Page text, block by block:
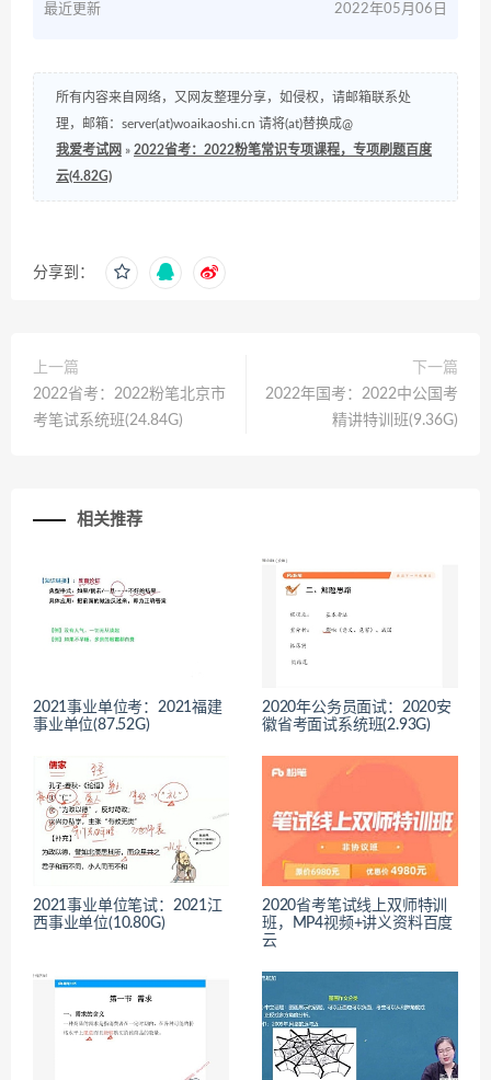
最近更新 2022年05月06日
所有内容来自网络，又网友整理分享，如侵权，请邮箱联系处
理，邮箱：server(at)woaikaoshi.cn 请将(at)替换成@
我爱考试网 » 2022省考：2022粉笔常识专项课程，专项刷题百度
云(4.82G)
分享到：
上一篇
2022省考：2022粉笔北京市
考笔试系统班(24.84G)
下一篇
2022年国考：2022中公国考
精讲特训班(9.36G)
相关推荐
2021事业单位考：2021福建
事业单位(87.52G)
2020年公务员面试：2020安
徽省考面试系统班(2.93G)
2021事业单位笔试：2021江
西事业单位(10.80G)
2020省考笔试线上双师特训
班，MP4视频+讲义资料百度
云